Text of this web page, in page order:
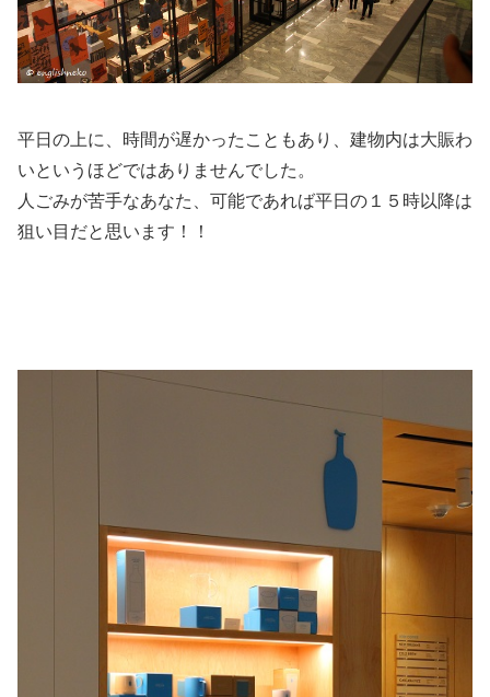
平日の上に、時間が遅かったこともあり、建物内は大賑わ
いというほどではありませんでした。
人ごみが苦手なあなた、可能であれば平日の１５時以降は
狙い目 だと思います！！